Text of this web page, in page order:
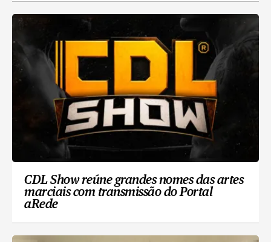
CDL Show reúne grandes nomes das artes
marciais com transmissão do Portal
aRede